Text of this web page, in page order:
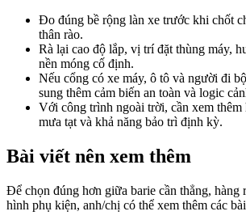
Đo đúng bề rộng làn xe trước khi chốt
thân rào.
Rà lại cao độ lắp, vị trí đặt thùng máy,
nền móng cố định.
Nếu cổng có xe máy, ô tô và người đi
sung thêm cảm biến an toàn và logic
Với công trình ngoài trời, cần xem thêm
mưa tạt và khả năng bảo trì định kỳ.
Bài viết nên xem thêm
Để chọn đúng hơn giữa barie cần thẳng, hàng
hình phụ kiện, anh/chị có thể xem thêm các